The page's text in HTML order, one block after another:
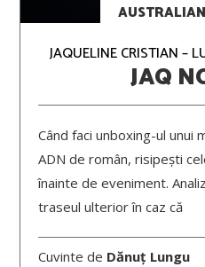
JAQUELINE CRISTIAN –
JAQ
Când faci unboxing-ul unui
ADN de român, risipești
înainte de eveniment.
traseul ulterior în caz că
Cuvinte de Dănuț Lungu